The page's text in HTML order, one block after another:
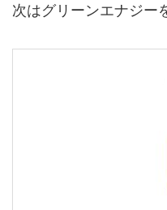
次はグリーンエナジー